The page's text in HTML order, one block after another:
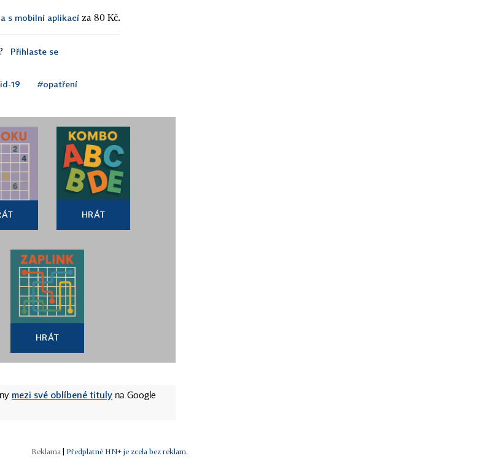
s mobilní aplikací za 80 Kč.
Přihlaste se
19 #opatření
HRÁT
HRÁT
mezi své oblíbené tituly na Google
| Předplatné HN+ je zcela bez reklam.